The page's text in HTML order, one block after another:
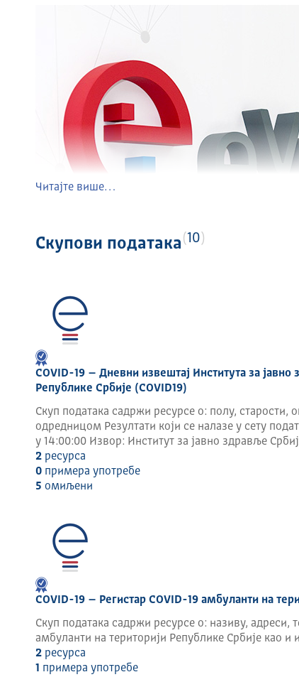
Канцеларија обавља стручне послове који се
Пројектовање, усклађивање, развој и
система и инфраструктуре органа државне
Развој и примену стандарда у увођењу
управе и службама Владе, као и подршку
органима државне управе и службама Владе;
Пројектовање, развој, изградњу,
Послове за потребе Центра за
органа);
Пружање услуга пројектовања, развоја и
Планирање развоја и набавке рачунарске
служби Владе, као и друге послове
Читајте више…
Скупови података 10
COVID-19 – Дневни извештај Института за
Републике Србије (COVID19)
Скуп података садржи ресурсе о: полу,
одредницом Резултати који се налазе у сету
у 14:00:00 Извор: Институт за јавно здравље
2ресурса
0примера употребе
5 омиљени
COVID-19 – Регистар COVID-19 амбуланти на
Скуп података садржи ресурсе о: називу,
амбуланти на територији Републике Србије као
2ресурса
1 примера употребе